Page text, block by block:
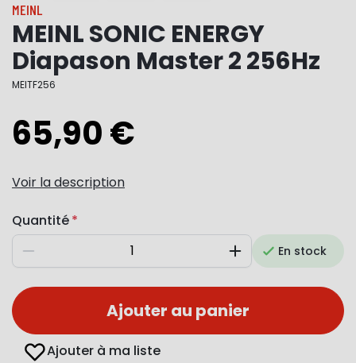
MEINL
MEINL SONIC ENERGY
Diapason Master 2 256Hz
MEITF256
65,90 €
Voir la description
Quantité
Diminuer AugmenterEn stock
Ajouter au panier
Ajouter à ma liste